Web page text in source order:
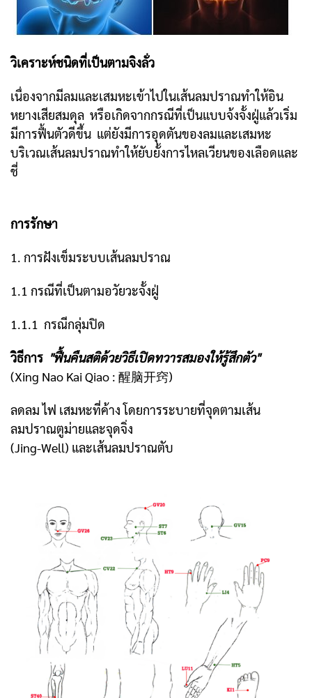
วิเคราะห์ชนิดที่เป็นตามจิงลั่ว
เนื่องจากมีลมและเสมหะเข้าไปในเส้นลมปราณทำให้อิน
หยางเสียสมดุล หรือเกิดจากกรณีที่เป็นแบบจ้งจั้งฝู่แล้วเริ่ม
มีการฟื้นตัวดีขึ้น แต่ยังมีการอุดตันของลมและเสมหะ
บริเวณเส้นลมปราณทำให้ยับยั้งการไหลเวียนของเลือดและ
ชี่
การรักษา
1. การฝังเข็มระบบเส้นลมปราณ
1.1 กรณีที่เป็นตามอวัยวะจั้งฝู่
1.1.1 กรณีกลุ่มปิด
วิธีการ "ฟื้นคืนสติด้วยวิธีเปิดทวารสมองให้รู้สึกตัว"
(Xing Nao Kai Qiao : 醒脑开窍)
ลดลม ไฟ เสมหะที่ค้าง โดยการระบายที่จุดตามเส้น
ลมปราณตูม่ายและจุดจิ่ง
(Jing-Well) และเส้นลมปราณตับ